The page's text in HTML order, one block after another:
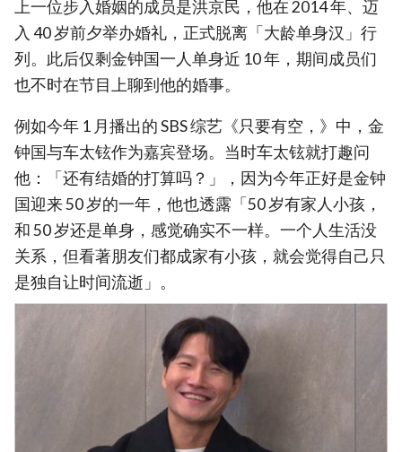
上一位步入婚姻的成员是洪京民，他在 2014 年、迈
入 40 岁前夕举办婚礼，正式脱离「大龄单身汉」行
列。此后仅剩金钟国一人单身近 10 年，期间成员们
也不时在节目上聊到他的婚事。
例如今年 1 月播出的 SBS 综艺《只要有空，》中，金
钟国与车太铉作为嘉宾登场。当时车太铉就打趣问
他：「还有结婚的打算吗？」，因为今年正好是金钟
国迎来 50 岁的一年，他也透露「50 岁有家人小孩，
和 50 岁还是单身，感觉确实不一样。一个人生活没
关系，但看著朋友们都成家有小孩，就会觉得自己只
是独自让时间流逝」。